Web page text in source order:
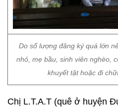
Do số lượng đăng ký quá lớn
nhỏ, mẹ bầu, sinh viên nghèo,
khuyết tật hoặc đi
Chị L.T.A.T (quê ở huyện